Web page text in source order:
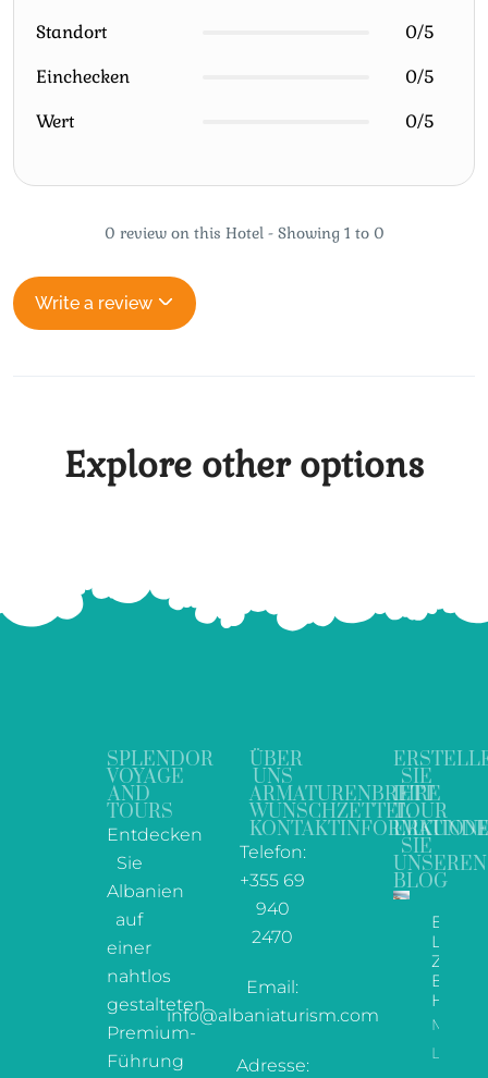
Standort
0/5
Einchecken
0/5
Wert
0/5
0 review on this Hotel - Showing 1 to 0
Write a review
Explore other options
SPLENDOR
VOYAGE
AND
TOURS
Entdecken
Sie
Albanien
auf
einer
nahtlos
gestalteten
Premium-
Führung
ÜBER
UNS
ARMATURENBRETT
WUNSCHZETTEL
Telefon:
+355 69
940
2470
Email:
info@albaniaturism.com
Adresse:
SIE
IHRE
TOUR
SIE
UNSEREN
BLOG
Ein
Zu
Besten
Hotels
Mehr
Lesen